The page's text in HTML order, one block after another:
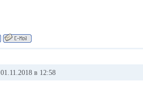
01.11.2018 в 12:58